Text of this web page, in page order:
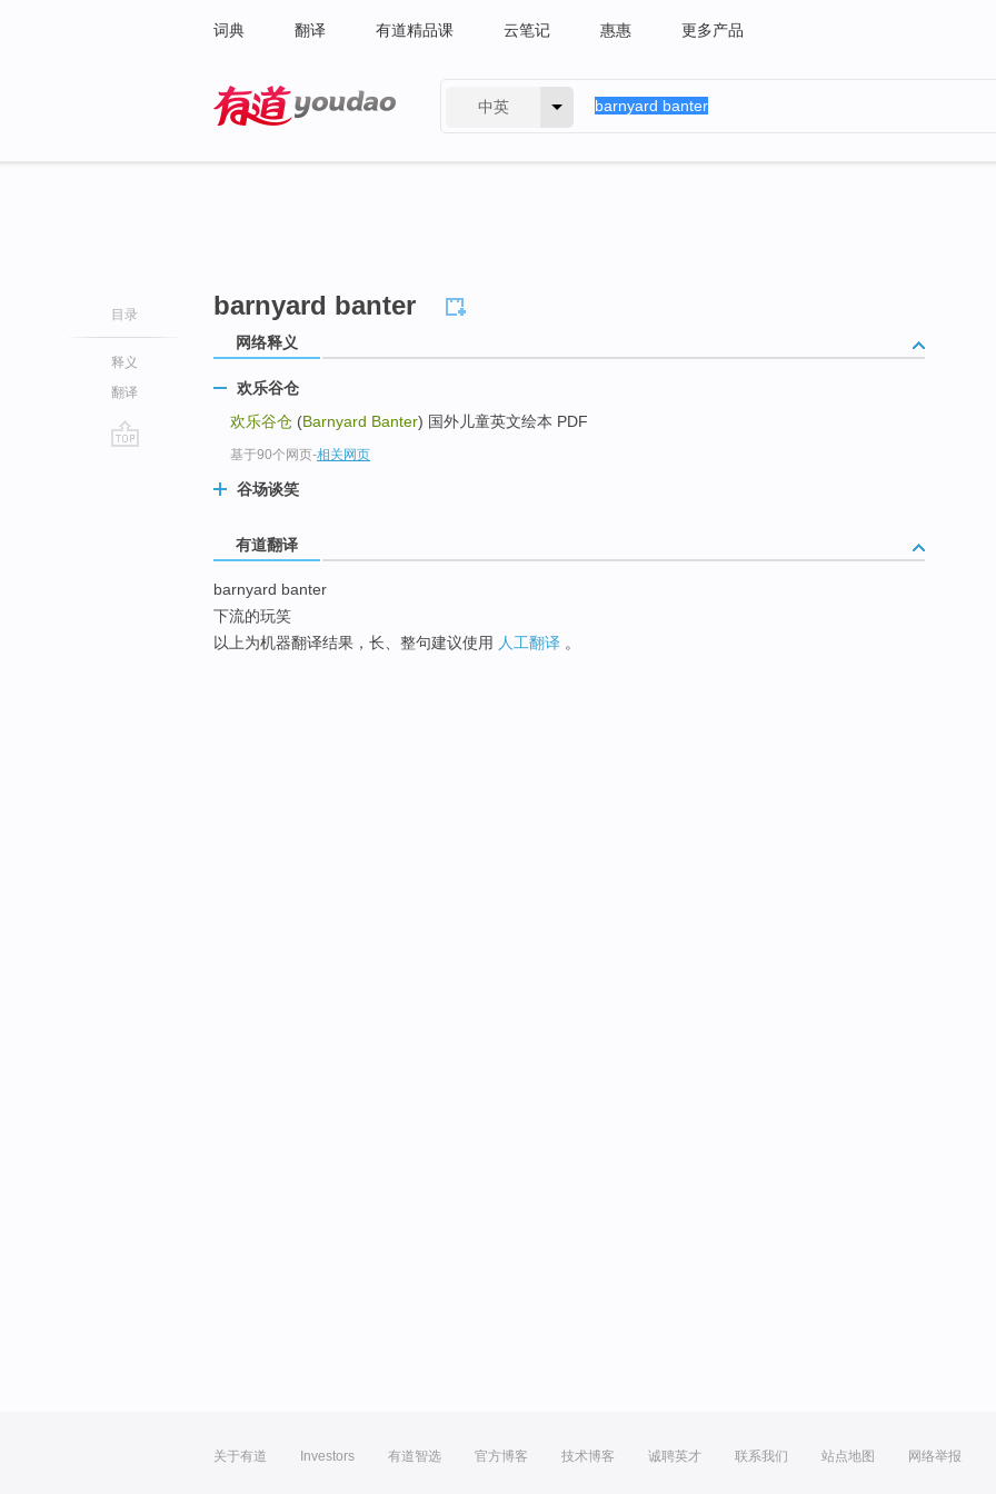
词典 翻译 有道精品课 云笔记 惠惠 更多产品
中英
目录
释义
翻译
barnyard banter
网络释义
欢乐谷仓
欢乐谷仓 (Barnyard Banter) 国外儿童英文绘本 PDF
基于90个网页-相关网页
谷场谈笑
有道翻译
barnyard banter
下流的玩笑
以上为机器翻译结果，长、整句建议使用 人工翻译 。
关于有道 Investors 有道智选 官方博客 技术博客 诚聘英才 联系我们 站点地图 网络举报